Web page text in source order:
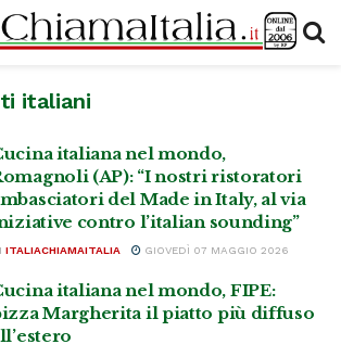
italiani
italiana nel mondo,
(AP): “I nostri ristoratori
del Made in Italy, al via
contro l’italian sounding”
ITALIACHIAMAITALIA GIOVEDÌ 07 MAGGIO 2026
italiana nel mondo, FIPE:
Margherita il piatto più diffuso